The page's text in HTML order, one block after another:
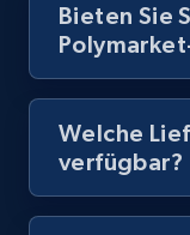
URL, Title,
Video length,
Bieten Sie
Welche
verfügbar?